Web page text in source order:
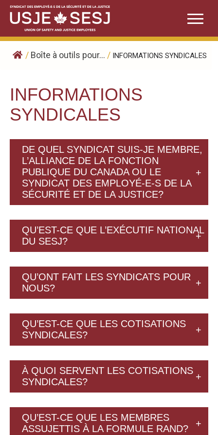
Skip
content
/ Boîte à outils pour... / INFORMATIONS SYNDICALES
INFORMATIONS
SYNDICALES
DE QUEL SYNDICAT SUIS-JE MEMBRE,
L’ALLIANCE DE LA FONCTION
PUBLIQUE DU CANADA OU LE
SYNDICAT DES EMPLOYÉ-E-S DE LA
SÉCURITÉ ET DE LA JUSTICE?
QU’EST-CE QUE L’EXÉCUTIF NATIONAL
DU SESJ?
QU’ONT FAIT LES SYNDICATS POUR
NOUS?
QU’EST-CE QUE LES COTISATIONS
SYNDICALES?
À QUOI SERVENT LES COTISATIONS
SYNDICALES?
QU’EST-CE QUE LES MEMBRES
ASSUJETTIS À LA FORMULE RAND?